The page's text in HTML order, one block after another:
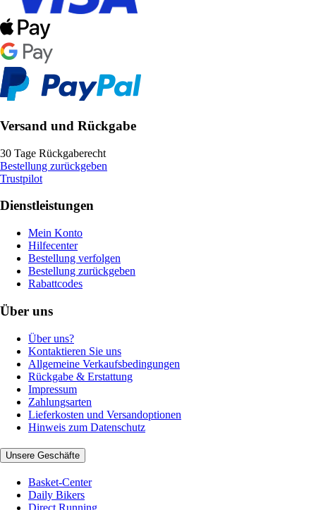
Versand und Rückgabe
30 Tage Rückgaberecht
Bestellung zurückgeben
Trustpilot
Dienstleistungen
Mein Konto
Hilfecenter
Bestellung verfolgen
Bestellung zurückgeben
Rabattcodes
Über uns
Über uns?
Kontaktieren Sie uns
Allgemeine Verkaufsbedingungen
Rückgabe & Erstattung
Impressum
Zahlungsarten
Lieferkosten und Versandoptionen
Hinweis zum Datenschutz
Unsere Geschäfte
Basket-Center
Daily Bikers
Direct Running